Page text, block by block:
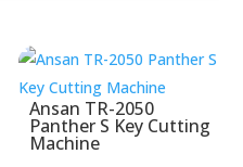
Ansan TR-2050
Panther S Key Cutting
Machine